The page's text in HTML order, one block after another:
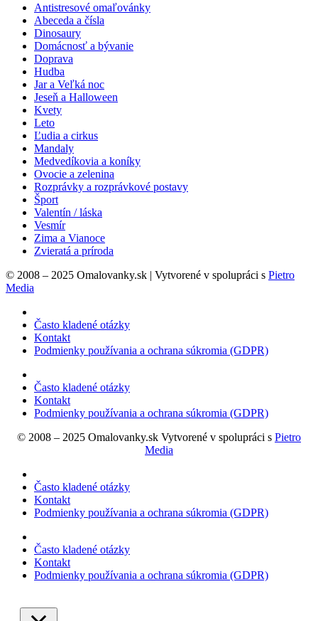
Antistresové omaľovánky
Abeceda a čísla
Dinosaury
Domácnosť a bývanie
Doprava
Hudba
Jar a Veľká noc
Jeseň a Halloween
Kvety
Leto
Ľudia a cirkus
Mandaly
Medvedíkovia a koníky
Ovocie a zelenina
Rozprávky a rozprávkové postavy
Šport
Valentín / láska
Vesmír
Zima a Vianoce
Zvieratá a príroda
© 2008 – 2025 Omalovanky.sk | Vytvorené v spolupráci s Pietro
Media
Často kladené otázky
Kontakt
Podmienky používania a ochrana súkromia (GDPR)
Často kladené otázky
Kontakt
Podmienky používania a ochrana súkromia (GDPR)
© 2008 – 2025 Omalovanky.sk Vytvorené v spolupráci s Pietro
Media
Často kladené otázky
Kontakt
Podmienky používania a ochrana súkromia (GDPR)
Často kladené otázky
Kontakt
Podmienky používania a ochrana súkromia (GDPR)